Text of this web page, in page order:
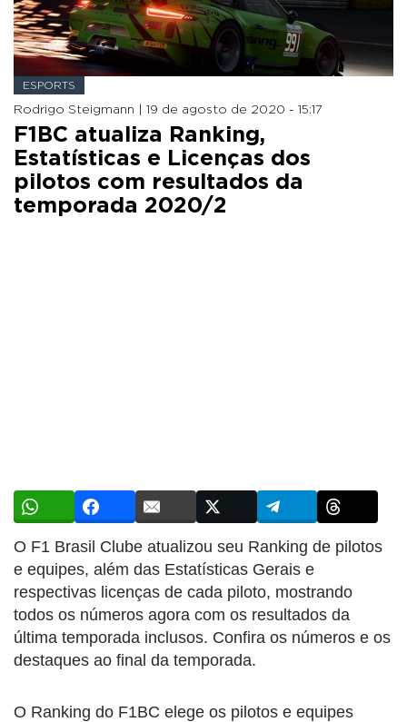
ESPORTS
Rodrigo Steigmann | 19 de agosto de 2020 - 15:17
F1BC atualiza Ranking,
Estatísticas e Licenças dos
pilotos com resultados da
temporada 2020/2
O F1 Brasil Clube atualizou seu Ranking de pilotos
e equipes, além das Estatísticas Gerais e
respectivas licenças de cada piloto, mostrando
todos os números agora com os resultados da
última temporada inclusos. Confira os números e os
destaques ao final da temporada.
O Ranking do F1BC elege os pilotos e equipes